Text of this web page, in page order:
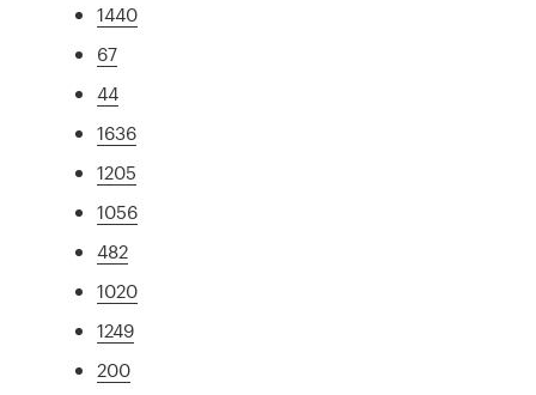
1440
67
44
1636
1205
1056
482
1020
1249
200